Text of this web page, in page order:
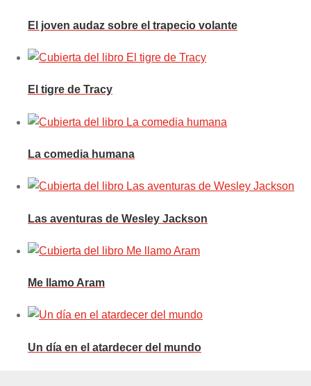
El joven audaz sobre el trapecio volante
El tigre de Tracy
La comedia humana
Las aventuras de Wesley Jackson
Me llamo Aram
Un día en el atardecer del mundo